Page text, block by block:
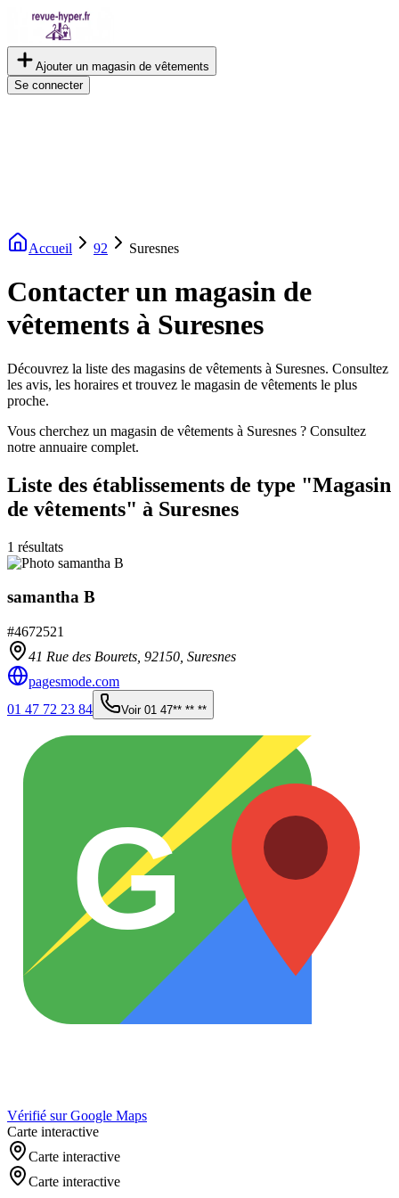
Ajouter un magasin de vêtements
Se connecter
Accueil 92 Suresnes
Contacter un magasin de
vêtements à Suresnes
Découvrez la liste des magasins de vêtements à Suresnes. Consultez
les avis, les horaires et trouvez le magasin de vêtements le plus
proche.
Vous cherchez un magasin de vêtements à Suresnes ? Consultez
notre annuaire complet.
Liste des établissements de type "Magasin
de vêtements" à Suresnes
1 résultats
samantha B
#4672521
41 Rue des Bourets, 92150 Suresnes
pagesmode.com
01 47 72 23 84
Voir 01 47** ** **
G
Vérifié sur Google Maps
Carte interactive
Carte interactive
Carte interactive